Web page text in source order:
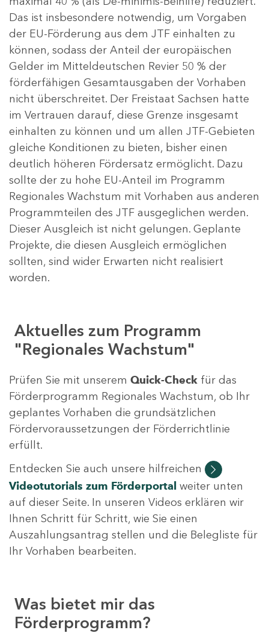
Das ist insbesondere notwendig, um Vorgaben
der EU-Förderung aus dem JTF einhalten zu
können, sodass der Anteil der europäischen
Gelder im Mitteldeutschen Revier 50 % der
förderfähigen Gesamtausgaben der Vorhaben
nicht überschreitet. Der Freistaat Sachsen hatte
im Vertrauen darauf, diese Grenze insgesamt
einhalten zu können und um allen JTF-Gebieten
gleiche Konditionen zu bieten, bisher einen
deutlich höheren Fördersatz ermöglicht. Dazu
sollte der zu hohe EU-Anteil im Programm
Regionales Wachstum mit Vorhaben aus anderen
Programmteilen des JTF ausgeglichen werden.
Dieser Ausgleich ist nicht gelungen. Geplante
Projekte, die diesen Ausgleich ermöglichen
sollten, sind wider Erwarten nicht realisiert
worden.
Aktuelles zum Programm
"Regionales Wachstum"
Prüfen Sie mit unserem Quick-Check für das
Förderprogramm Regionales Wachstum, ob Ihr
geplantes Vorhaben die grundsätzlichen
Fördervoraussetzungen der Förderrichtlinie
erfüllt.
Entdecken Sie auch unsere hilfreichen
Videotutorials zum Förderportal weiter unten
auf dieser Seite. In unseren Videos erklären wir
Ihnen Schritt für Schritt, wie Sie einen
Auszahlungsantrag stellen und die Belegliste für
Ihr Vorhaben bearbeiten.
Was bietet mir das
Förderprogramm?